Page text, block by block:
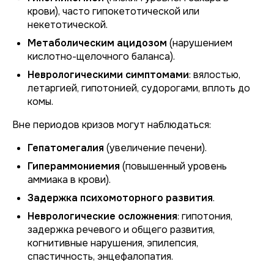
крови), часто гипокетотической или
некетотической.
Метаболическим ацидозом (нарушением
кислотно-щелочного баланса).
Неврологическими симптомами: вялостью,
летаргией, гипотонией, судорогами, вплоть до
комы.
Вне периодов кризов могут наблюдаться:
Гепатомегалия (увеличение печени).
Гипераммониемия (повышенный уровень
аммиака в крови).
Задержка психомоторного развития.
Неврологические осложнения: гипотония,
задержка речевого и общего развития,
когнитивные нарушения, эпилепсия,
спастичность, энцефалопатия.